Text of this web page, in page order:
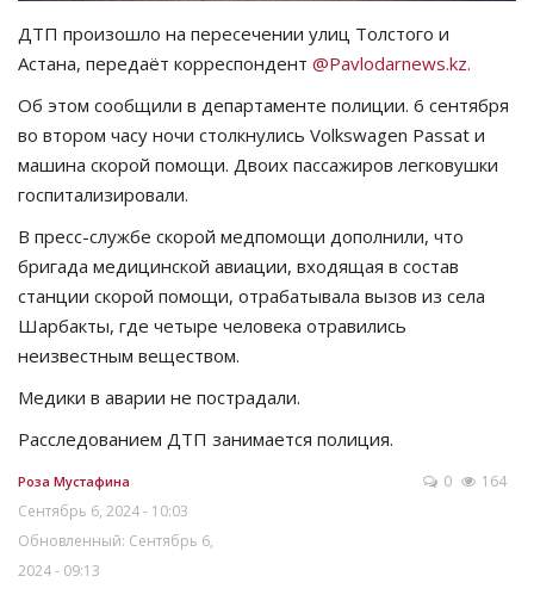
OFFICIAL
Курултай
Язык
ДТП произошло на пересечении улиц Толстого и
Астана, передаёт корреспондент @Pavlodarnews.kz.
Об этом сообщили в департаменте полиции. 6 сентября
во втором часу ночи столкнулись Volkswagen Passat и
машина скорой помощи. Двоих пассажиров легковушки
госпитализировали.
В пресс-службе скорой медпомощи дополнили, что
бригада медицинской авиации, входящая в состав
станции скорой помощи, отрабатывала вызов из села
Шарбакты, где четыре человека отравились
неизвестным веществом.
Медики в аварии не пострадали.
Расследованием ДТП занимается полиция.
Роза Мустафина
Сентябрь 6, 2024 - 10:03
Обновленный: Сентябрь 6,
2024 - 09:13
0 164